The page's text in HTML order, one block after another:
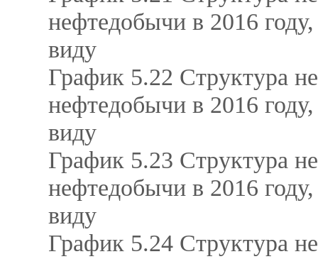
нефтедобычи в 2016
виду
График 5.22 Структура
нефтедобычи в 2016
виду
График 5.23 Структура
нефтедобычи в 2016
виду
График 5.24 Структура